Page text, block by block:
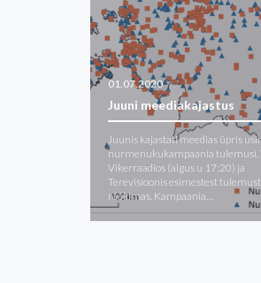
01.07.2020
Juuni meediakajastus
Juunis kajastati meedias üpris
nurmenukukampaania tulemusi.
Vikerraadios (algus u 17:20) ja
Terevisioonis esimestest
rääkimas. Kampaania…